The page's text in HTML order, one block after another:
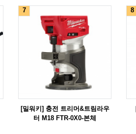
7
[밀워키] 충전 트리머&트림라우
터 M18 FTR-0X0-본체
8